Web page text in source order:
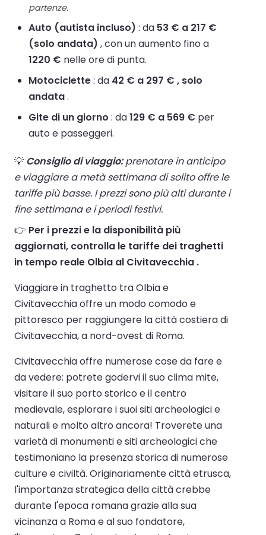
partenze.
Auto (autista incluso) : da 53 € a 217 €
(solo andata) , con un aumento fino a
1220 € nelle ore di punta.
Motociclette: da 42 € a 297 € , solo
andata.
Gite di un giorno : da129 € a 569 € per
auto e passeggeri.
💡 Consiglio di viaggio:prenotare in anticipo
e viaggiare a metà settimana di solito offre le
tariffe più basse. I prezzi sono più alti durante i
fine settimana e i periodi festivi.
👉 Per i prezzi e la disponibilità più
aggiornati, controlla le tariffe dei traghetti
in tempo reale Olbia al Civitavecchia .
Viaggiare in traghetto tra Olbia e
Civitavecchia offre un modo comodo e
pittoresco per raggiungere la città costiera di
Civitavecchia, a nord-ovest di Roma.
Civitavecchia offre numerose cose da fare e
da vedere: potrete godervi il suo clima mite,
visitare il suo porto storico e il centro
medievale, esplorare i suoi siti archeologici e
naturali e molto altro ancora! Troverete una
varietà di monumenti e siti archeologici che
testimoniano la presenza storica di numerose
culture e civiltà. Originariamente città etrusca,
l'importanza strategica della città crebbe
durante l'epoca romana grazie alla sua
vicinanza a Roma e al suo fondatore,